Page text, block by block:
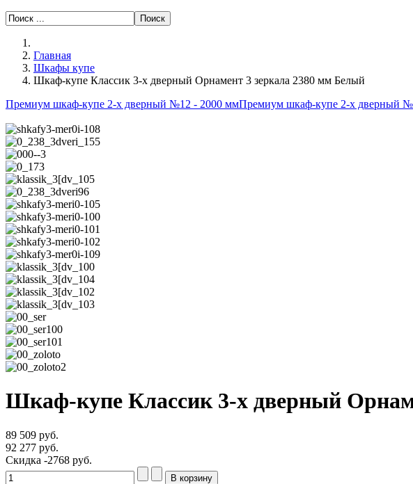
Главная
Шкафы купе
Шкаф-купе Классик 3-х дверный Орнамент 3 зеркала 2380 мм Белый
Премиум шкаф-купе 2-х дверный №12 - 2000 ммПремиум шкаф-купе 2-х дверный
Шкаф-купе Классик 3-х дверный
89 509 руб.
92 277 руб.
Скидка -2768 руб.